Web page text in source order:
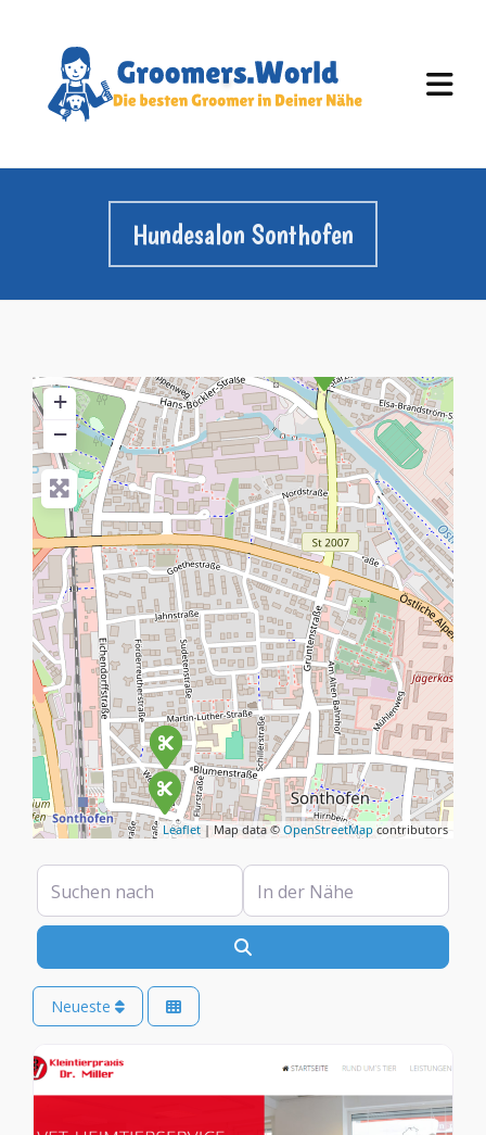
Hundesalon Sonthofen
+
−
Leaflet | Map data © OpenStreetMapcontributors
Suchen nach In der Nähe
Neueste